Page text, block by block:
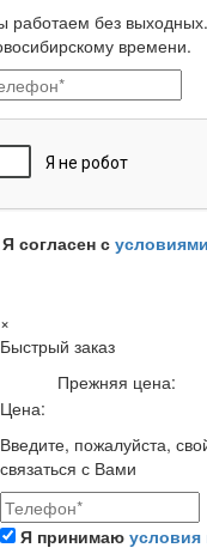
работаем без
времени.
Я согласен с
×
Быстрый заказ
Цена:
Прежняя цена:
Введите, пожалуйста,
связаться с Вами
Я принимаю